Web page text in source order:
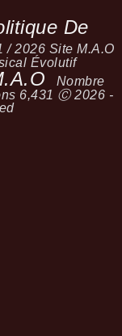
De
/ 2026 Site M.A.O
Évolutif
Nombre
6,431 Ⓒ 2026 -